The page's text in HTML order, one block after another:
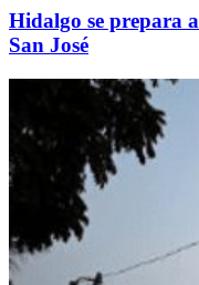
Hidalgo se prepara
San José